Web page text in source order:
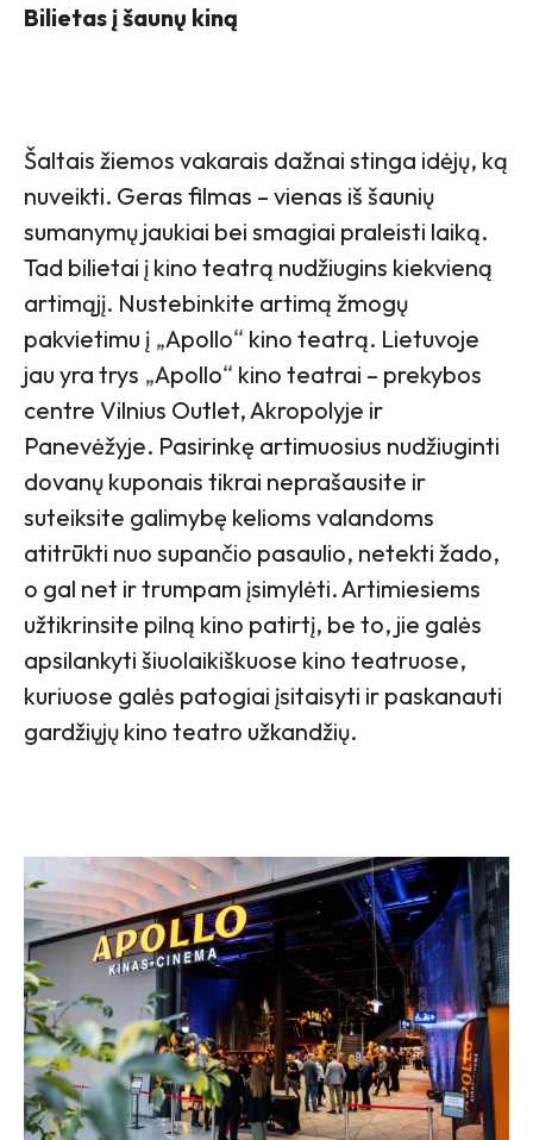
Bilietas į šaunų kiną
Šaltais žiemos vakarais dažnai stinga idėjų, ką
nuveikti. Geras filmas – vienas iš šaunių
sumanymų jaukiai bei smagiai praleisti laiką.
Tad bilietai į kino teatrą nudžiugins kiekvieną
artimąjį. Nustebinkite artimą žmogų
pakvietimu į „Apollo“ kino teatrą. Lietuvoje
jau yra trys „Apollo“ kino teatrai – prekybos
centre Vilnius Outlet, Akropolyje ir
Panevėžyje. Pasirinkę artimuosius nudžiuginti
dovanų kuponais tikrai neprašausite ir
suteiksite galimybę kelioms valandoms
atitrūkti nuo supančio pasaulio, netekti žado,
o gal net ir trumpam įsimylėti. Artimiesiems
užtikrinsite pilną kino patirtį, be to, jie galės
apsilankyti šiuolaikiškuose kino teatruose,
kuriuose galės patogiai įsitaisyti ir paskanauti
gardžiųjų kino teatro užkandžių.